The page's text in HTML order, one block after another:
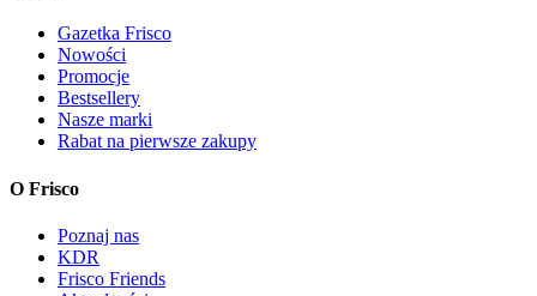
Gazetka Frisco
Nowości
Promocje
Bestsellery
Nasze marki
Rabat na pierwsze zakupy
O Frisco
Poznaj nas
KDR
Frisco Friends